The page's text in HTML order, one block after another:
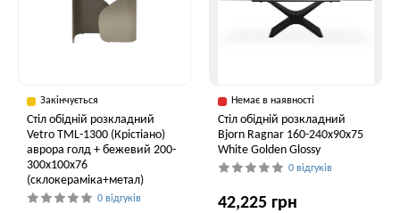
Закінчується
Стіл обідній розкладний
Vetro TML-1300 (Крістіано)
аврора голд + бежевий 200-
300x100x76
(склокераміка+метал)
0 відгуків
Немає в наявності
Стіл обідній розкладний
Bjorn Ragnar 160-240х90х75
White Golden Glossy
0 відгуків
42,225 грн